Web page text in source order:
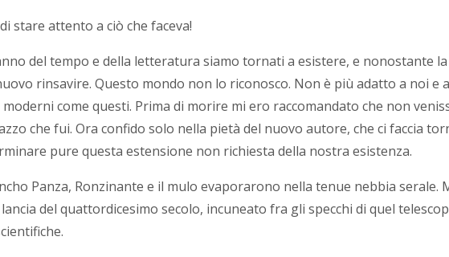
stare attento a ciò che faceva!
del tempo e della letteratura siamo tornati a esistere, e nonostante
rinsavire. Questo mondo non lo riconosco. Non è più adatto a noi e
come questi. Prima di morire mi ero raccomandato che non
che fui. Ora confido solo nella pietà del nuovo autore, che ci faccia
pure questa estensione non richiesta della nostra esistenza.
Panza, Ronzinante e il mulo evaporarono nella tenue nebbia serale.
del quattordicesimo secolo, incuneato fra gli specchi di quel